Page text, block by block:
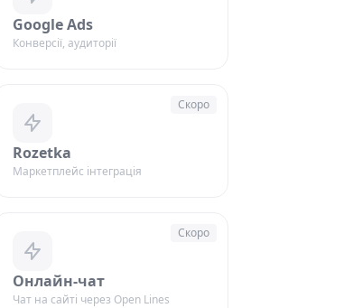
Google Ads
Конверсії, аудиторії
Rozetka
Маркетплейс інтеграція
Скоро
Онлайн-чат
Чат на сайті через Open Lines
Скоро